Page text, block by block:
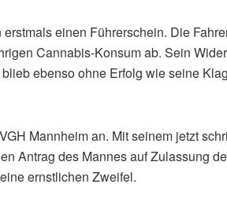
einen Führerschein. Die
Cannabis-Konsum ab. Sein
ebenso ohne Erfolg wie seine
Mannheim an. Mit seinem jetzt
Antrag des Mannes auf Zulassung
ernstlichen Zweifel.